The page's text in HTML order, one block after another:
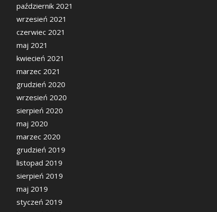
październik 2021
wrzesień 2021
czerwiec 2021
maj 2021
kwiecień 2021
marzec 2021
grudzień 2020
wrzesień 2020
sierpień 2020
maj 2020
marzec 2020
grudzień 2019
listopad 2019
sierpień 2019
maj 2019
styczeń 2019